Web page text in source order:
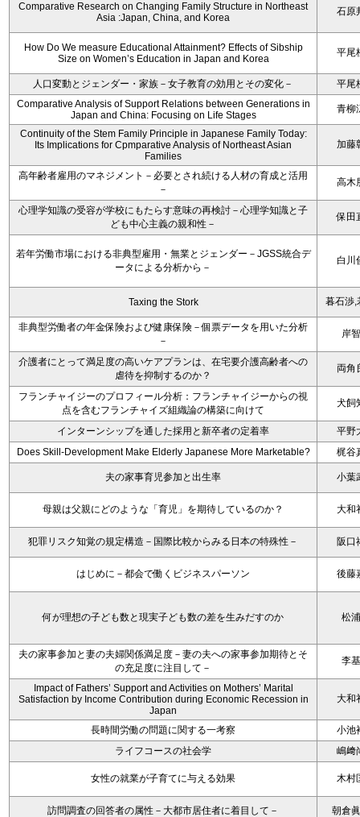
Comparative Research on Changing Family Structure in Northeast
Asia :Japan, China, and Korea
石原
How Do We measure Educational Attainment? Effects of Sibship
Size on Women’s Education in Japan and Korea
平尾
人口変動とジェンダー・家族－女子教育の効用とその変化－
平尾
Comparative Analysis of Support Relations between Generations in
Japan and China: Focusing on Life Stages
青柳
Continuity of the Stem Family Principle in Japanese Family Today:
Its Implications for Cpmparative Analysis of Northeast Asian
Families
加藤
高年齢者雇用のマネジメント－必要とされ続ける人材の育成と活用
－
高木
心理学知識の受容が学校にもたらす意味の再検討－心理学知識と子
ども中心主義の親和性－
保田
若年労働市場における非典型雇用・無業とジェンダー－JGSS統合デ
ータによる分析から－
白川
Taxing the Stork 暮石渉,
非典型労働者の年金保険および健康保険－個票データを用いた分析
－
岸
介護者にとって満足度の高いケアプランは、在宅要介護高齢者への
虐待を抑制するのか？
両角
フランチャイジーのプロフィール分析：フランチャイジーからの視
点を含むフランチャイズ組織論の構築に向けて
犬飼
インターンシップを通した採用と新卒者の定着率
平野
Does Skill-Development Make Elderly Japanese More Marketable?
梶谷
夫の家事育児参加と出生率 小葉
母親は父親にどのような「育児」を期待しているのか？ 大和
犯罪リスク知覚の規定構造－国際比較からみる日本の特殊性－ 阪口
はじめに－都会で働くビジネスパーソン 後藤
何が理想の子ども数と現実子ども数の差を生みだすのか 松
夫の家事参加と妻の夫婦関係満足度－妻の夫への家事参加期待とそ
の充足度に注目して－
李
Impact of Fathers’ Support and Activities on Mothers’ Marital
Satisfaction by Income Contribution during Economic Recession in
Japan
大和
長時間労働の問題に関する一考察
小池
ライフコースの社会学
嶋﨑
女性の就業が子育てに与える効果 木村
訪問調査の回答者の属性－大都市居住者に着目して－ 朝倉